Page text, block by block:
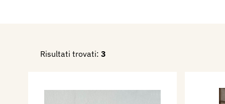
Giappone, della VI Biennale
Risultati trovati: 3